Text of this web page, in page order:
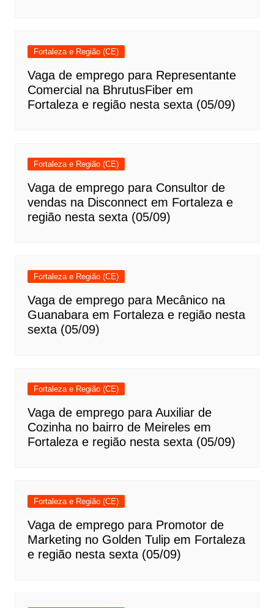
Fortaleza e Região (CE)
Vaga de emprego para Representante
Comercial na BhrutusFiber em
Fortaleza e região nesta sexta (05/09)
Fortaleza e Região (CE)
Vaga de emprego para Consultor de
vendas na Disconnect em Fortaleza e
região nesta sexta (05/09)
Fortaleza e Região (CE)
Vaga de emprego para Mecânico na
Guanabara em Fortaleza e região nesta
sexta (05/09)
Fortaleza e Região (CE)
Vaga de emprego para Auxiliar de
Cozinha no bairro de Meireles em
Fortaleza e região nesta sexta (05/09)
Fortaleza e Região (CE)
Vaga de emprego para Promotor de
Marketing no Golden Tulip em Fortaleza
e região nesta sexta (05/09)